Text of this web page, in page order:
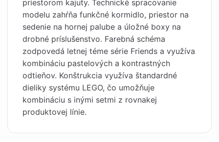
priestorom kajuty. Technické spracovanie
modelu zahŕňa funkčné kormidlo, priestor na
sedenie na hornej palube a úložné boxy na
drobné príslušenstvo. Farebná schéma
zodpovedá letnej téme série Friends a využíva
kombináciu pastelových a kontrastných
odtieňov. Konštrukcia využíva štandardné
dieliky systému LEGO, čo umožňuje
kombináciu s inými setmi z rovnakej
produktovej línie.